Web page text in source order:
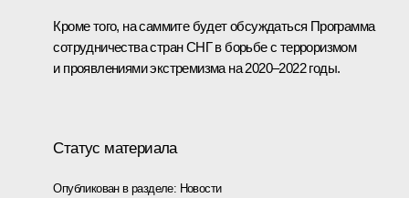
Кроме того, на саммите будет обсуждаться Программа
сотрудничества стран СНГ в борьбе с терроризмом
и проявлениями экстремизма на 2020–2022 годы.
Статус материала
Опубликован в разделе: Новости